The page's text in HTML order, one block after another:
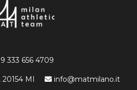
333 656 4709
MI info@matmilano.it